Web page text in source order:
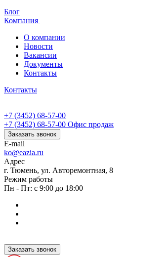
Блог
Компания
О компании
Новости
Вакансии
Документы
Контакты
Контакты
+7 (3452) 68-57-00
+7 (3452) 68-57-00 Офис продаж
Заказать звонок
E-mail
ko@eazia.ru
Адрес
г. Тюмень, ул. Авторемонтная, 8
Режим работы
Пн - Пт: с 9:00 до 18:00
Заказать звонок